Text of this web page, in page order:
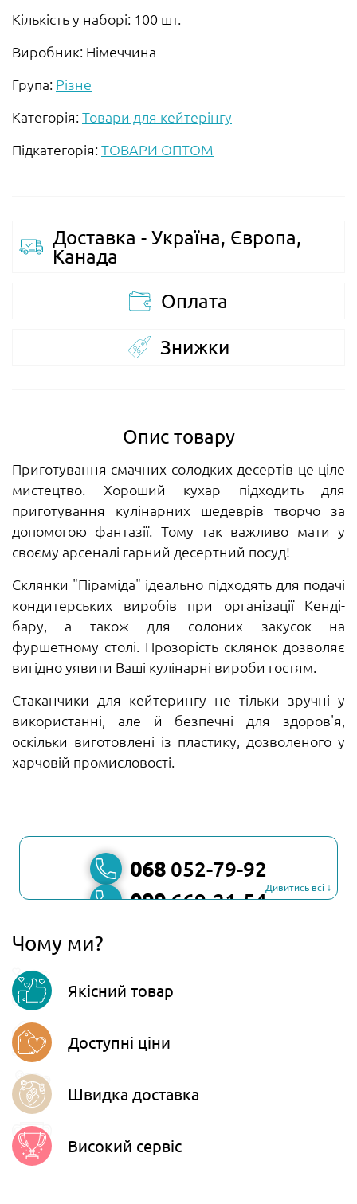
Кількість у наборі: 100 шт.
Виробник: Німеччина
Група: Різне
Категорія: Товари для кейтерінгу
Підкатегорія: ТОВАРИ ОПТОМ
Доставка - Україна, Європа,
Канада
Оплата
Знижки
Опис товару
Приготування смачних солодких десертів це ціле
мистецтво. Хороший кухар підходить для
приготування кулінарних шедеврів творчо за
допомогою фантазії. Тому так важливо мати у
своєму арсеналі гарний десертний посуд!
Склянки "Піраміда" ідеально підходять для подачі
кондитерських виробів при організації Кенді-
бару, а також для солоних закусок на
фуршетному столі. Прозорість склянок дозволяє
вигідно уявити Ваші кулінарні вироби гостям.
Стаканчики для кейтерингу не тільки зручні у
використанні, але й безпечні для здоров'я,
оскільки виготовлені із пластику, дозволеного у
харчовій промисловості.
068 052-79-92
099669-21-54
Telegram
Дивитись всі ↓
Чому ми?
Якісний товар
Доступні ціни
Швидка доставка
Високий сервіс